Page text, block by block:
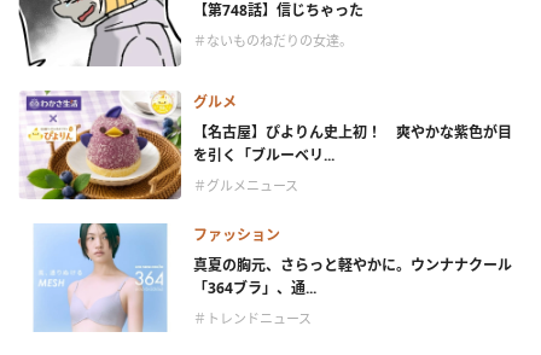
【第748話】信じちゃった
＃ないものねだりの女達。
グルメ
【名古屋】ぴよりん史上初！ 爽やかな紫色が目
を引く「ブルーベリ...
＃グルメニュース
ファッション
真夏の胸元、さらっと軽やかに。ウンナナクール
「364ブラ」、通...
＃トレンドニュース